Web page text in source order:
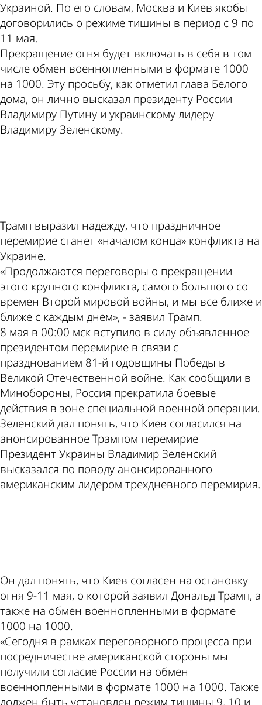
Украиной. По его словам, Москва и Киев якобы
договорились о режиме тишины в период с 9 по
11 мая.
Прекращение огня будет включать в себя в том
числе обмен военнопленными в формате 1000
на 1000. Эту просьбу, как отметил глава Белого
дома, он лично высказал президенту России
Владимиру Путину и украинскому лидеру
Владимиру Зеленскому.
Трамп выразил надежду, что праздничное
перемирие станет «началом конца» конфликта на
Украине.
«Продолжаются переговоры о прекращении
этого крупного конфликта, самого большого со
времен Второй мировой войны, и мы все ближе и
ближе с каждым днем», - заявил Трамп.
8 мая в 00:00 мск вступило в силу объявленное
президентом перемирие в связи с
празднованием 81-й годовщины Победы в
Великой Отечественной войне. Как сообщили в
Минобороны, Россия прекратила боевые
действия в зоне специальной военной операции.
Зеленский дал понять, что Киев согласился на
анонсированное Трампом перемирие
Президент Украины Владимир Зеленский
высказался по поводу анонсированного
американским лидером трехдневного перемирия.
Он дал понять, что Киев согласен на остановку
огня 9-11 мая, о которой заявил Дональд Трамп, а
также на обмен военнопленными в формате
1000 на 1000.
«Сегодня в рамках переговорного процесса при
посредничестве американской стороны мы
получили согласие России на обмен
военнопленными в формате 1000 на 1000. Также